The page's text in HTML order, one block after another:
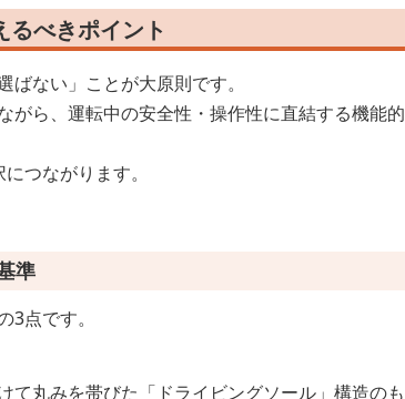
るべきポイント
ない」ことが大原則です。
がら、運転中の安全性・操作性に直結する機能的
つながります。
準
点です。
丸みを帯びた「ドライビングソール」構造のも